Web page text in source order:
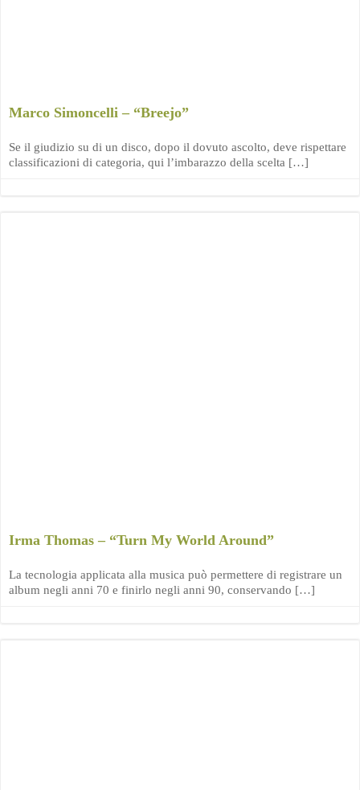
Marco Simoncelli – “Breejo”
Se il giudizio su di un disco, dopo il dovuto ascolto, deve rispettare
classificazioni di categoria, qui l’imbarazzo della scelta […]
Irma Thomas – “Turn My World Around”
La tecnologia applicata alla musica può permettere di registrare un
album negli anni 70 e finirlo negli anni 90, conservando […]